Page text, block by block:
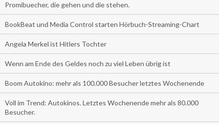
Promibuecher, die gehen und die stehen.
BookBeat und Media Control starten Hörbuch-Streaming-Chart
Angela Merkel ist Hitlers Tochter
Wenn am Ende des Geldes noch zu viel Leben übrig ist
Boom Autokino: mehr als 100.000 Besucher letztes Wochenende
Voll im Trend: Autokinos. Letztes Wochenende mehr als 80.000
Besucher.